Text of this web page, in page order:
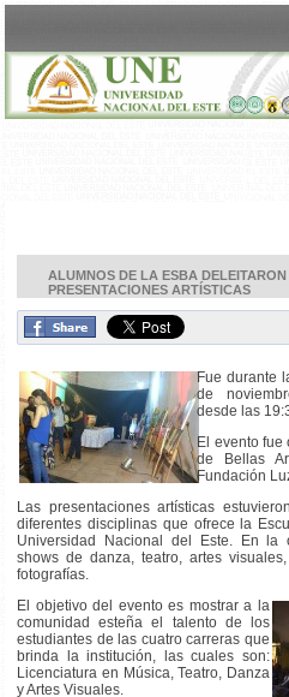
ALUMNOS DE LA ESBA
PRESENTACIONES ARTÍSTICAS
Fue durante
de
desde las
El evento
de Bellas
Fundación
Las presentaciones artísticas
diferentes disciplinas que ofrece la
Universidad Nacional del Este. En la
shows de danza, teatro, artes
fotografías.
El objetivo del evento es mostrar a la
comunidad esteña el talento de los
estudiantes de las cuatro carreras que
brinda la institución, las cuales son:
Licenciatura en Música, Teatro, Danza
y Artes Visuales.